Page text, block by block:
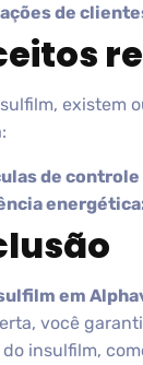
de
existem
de controle
em
você
insulfilm,